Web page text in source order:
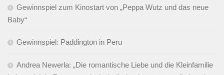
Gewinnspiel zum Kinostart von „Peppa Wutz und das neue
Baby“
Gewinnspiel: Paddington in Peru
Andrea Newerla: „Die romantische Liebe und die Kleinfamilie